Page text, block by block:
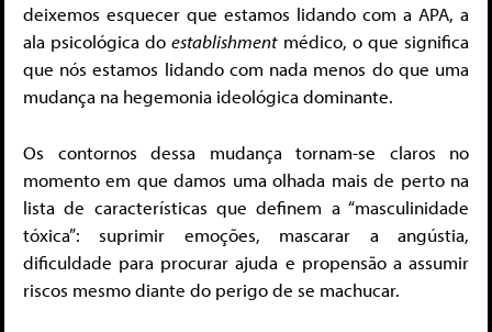
deixemos esquecer que estamos lidando com a APA, a
ala psicológica doestablishmentmédico, o que significa
que nós estamos lidando com nada menos do que uma
mudança na hegemonia ideológica dominante.
Os contornos dessa mudança tornam-se claros no
momento em que damos uma olhada mais de perto na
lista de características que definem a “masculinidade
tóxica”: suprimir emoções, mascarar a angústia,
dificuldade para procurar ajuda e propensão a assumir
riscos mesmo diante do perigo de se machucar.